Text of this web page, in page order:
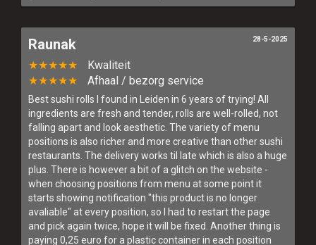
Allergenen
Login
Raunak
★★★★★
Kwaliteit
★★★★★
Afhaal / bezorg service
Best sushi rolls I found in Leiden in 6 years of trying! All
ingredients are fresh and tender, rolls are well-rolled, not
falling apart and look aesthetic. The variety of menu
positions is also richer and more creative than other sushi
restaurants. The delivery works til late which is also a huge
plus. There is however a bit of a glitch on the website -
when choosing positions from menu at some point it
starts showing notification "this product is no longer
avaliable" at every position, so I had to restart the page
and pick again twice, hope it will be fixed. Another thing is
paying 0,25 euro for a plastic container in each position
28-5-2025